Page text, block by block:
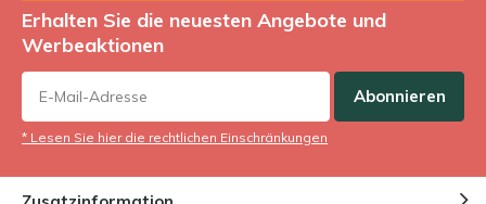
Erhalten Sie die neuesten Angebote und
Werbeaktionen
Abonnieren
* Lesen Sie hier die rechtlichen Einschränkungen